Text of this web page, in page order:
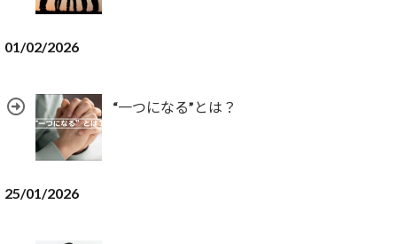
01/02/2026
“一つになる”とは？
25/01/2026